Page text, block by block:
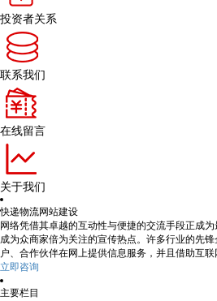
投资者关系
联系我们
在线留言
关于我们
快递物流网站建设
网络凭借其卓越的互动性与便捷的交流手段正成
成为众商家倍为关注的宣传热点。许多行业的先
户、合作伙伴在网上提供信息服务，并且借助互联
立即咨询
主要栏目